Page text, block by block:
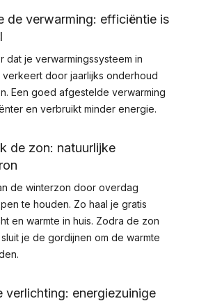
de verwarming: efficiëntie is
dat je verwarmingssysteem in
door jaarlijks onderhoud
Een goed afgestelde verwarming
en verbruikt minder energie.
de zon: natuurlijke
de winterzon door overdag
te houden. Zo haal je gratis
en warmte in huis. Zodra de zon
je de gordijnen om de warmte
verlichting: energiezuinige